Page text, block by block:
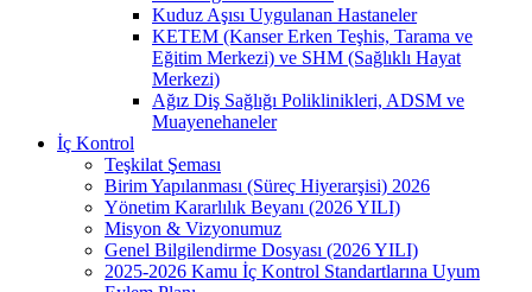
Kuduz Aşısı Uygulanan Hastaneler
KETEM (Kanser Erken Teşhis, Tarama ve
Eğitim Merkezi) ve SHM (Sağlıklı Hayat
Merkezi)
Ağız Diş Sağlığı Poliklinikleri, ADSM ve
Muayenehaneler
İç Kontrol
Teşkilat Şeması
Birim Yapılanması (Süreç Hiyerarşisi) 2026
Yönetim Kararlılık Beyanı (2026 YILI)
Misyon & Vizyonumuz
Genel Bilgilendirme Dosyası (2026 YILI)
2025-2026 Kamu İç Kontrol Standartlarına Uyum